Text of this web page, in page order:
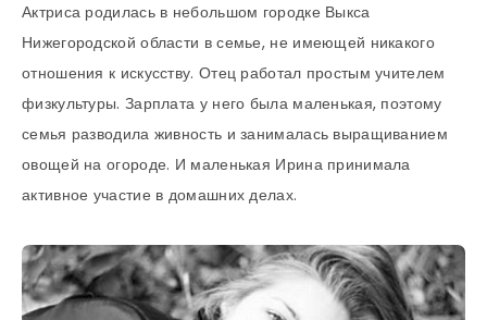
Актриса родилась в небольшом городке Выкса
Нижегородской области в семье, не имеющей никакого
отношения к искусству. Отец работал простым учителем
физкультуры. Зарплата у него была маленькая, поэтому
семья разводила живность и занималась выращиванием
овощей на огороде. И маленькая Ирина принимала
активное участие в домашних делах.